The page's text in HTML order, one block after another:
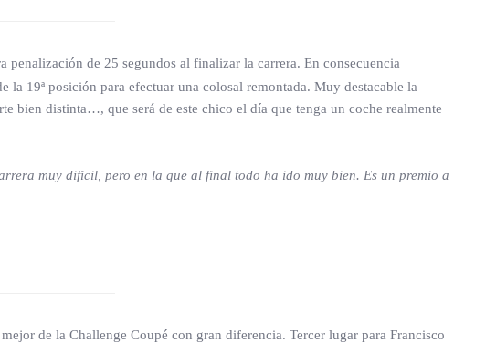
de 25 segundos al finalizar la carrera. En consecuencia
19ª posición para efectuar una colosal remontada. Muy destacable la
bien distinta…, que será de este chico el día que tenga un coche realmente
muy difícil, pero en la que al final todo ha ido muy bien. Es un premio a
de la Challenge Coupé con gran diferencia. Tercer lugar para Francisco